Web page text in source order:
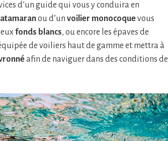
d’un guide qui vous y conduira en
ou d’un voilier monocoquevous
fonds blancs, ou encore les épaves de
de voiliers haut de gamme et mettra à
afin de naviguer dans des conditions de